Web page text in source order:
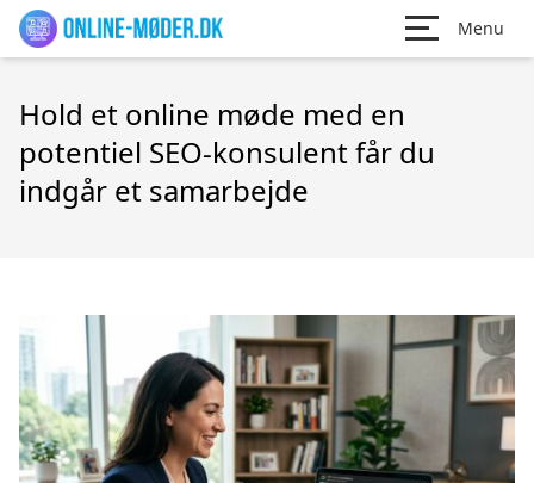
Menu
Hold et online møde med en
potentiel SEO-konsulent får du
indgår et samarbejde